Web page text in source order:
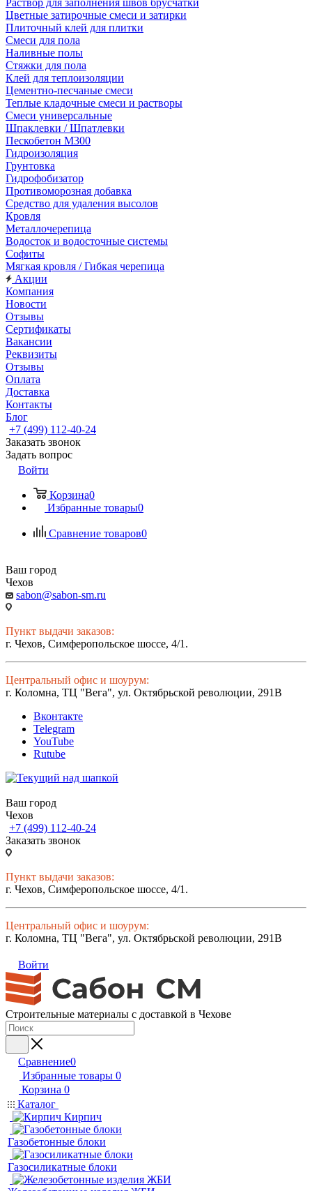
Раствор для заполнения швов брусчатки
Цветные затирочные смеси и затирки
Плиточный клей для плитки
Смеси для пола
Наливные полы
Стяжки для пола
Клей для теплоизоляции
Цементно-песчаные смеси
Теплые кладочные смеси и растворы
Смеси универсальные
Шпаклевки / Шпатлевки
Пескобетон М300
Гидроизоляция
Грунтовка
Гидрофобизатор
Противоморозная добавка
Средство для удаления высолов
Кровля
Металлочерепица
Водосток и водосточные системы
Софиты
Мягкая кровля / Гибкая черепица
Акции
Компания
Новости
Отзывы
Сертификаты
Вакансии
Реквизиты
Отзывы
Оплата
Доставка
Контакты
Блог
+7 (499) 112-40-24
Заказать звонок
Задать вопрос
Войти
Корзина0
Избранные товары0
Сравнение товаров0
Ваш город
Чехов
sabon@sabon-sm.ru
Пункт выдачи заказов:
г. Чехов, Симферопольское шоссе, 4/1.
Центральный офис и шоурум:
г. Коломна, ТЦ "Вега", ул. Октябрьской революции, 291В
Вконтакте
Telegram
YouTube
Rutube
Ваш город
Чехов
+7 (499) 112-40-24
Заказать звонок
Пункт выдачи заказов:
г. Чехов, Симферопольское шоссе, 4/1.
Центральный офис и шоурум:
г. Коломна, ТЦ "Вега", ул. Октябрьской революции, 291В
Войти
Строительные материалы с доставкой в Чехове
Сравнение0
Избранные товары 0
Корзина 0
Каталог
Кирпич
Газобетонные блоки
Газосиликатные блоки